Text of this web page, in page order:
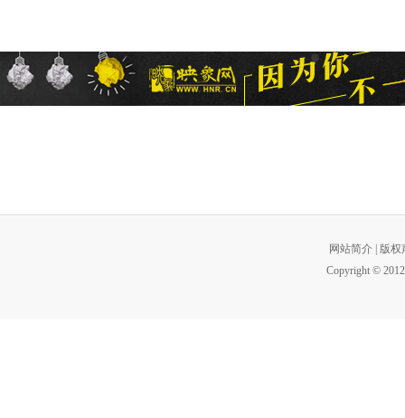
网站简介
版权
Copyright ©